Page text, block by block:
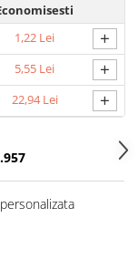
1,22 Lei +
5,55 Lei +
22,94 Lei +